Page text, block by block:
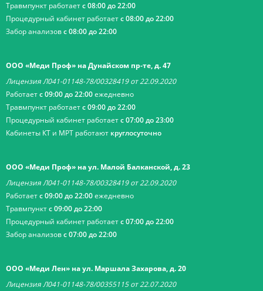
Травмпункт работаетс 08:00 до 22:00
Процедурный кабинет работаетс 08:00 до 22:00
Забор анализовс 08:00 до 22:00
ООО «Меди Проф» на Дунайском пр-те, д. 47
Лицензия Л041-01148-78/00328419 от 22.09.2020
Работаетс 09:00 до 22:00ежедневно
Травмпункт работаетс 09:00 до 22:00
Процедурный кабинет работаетс 07:00 до 23:00
Кабинеты КТ и МРТ работают круглосуточно
ООО «Меди Проф» на ул. Малой Балканской, д. 23
Лицензия Л041-01148-78/00328419 от 22.09.2020
Работаетс 09:00 до 22:00ежедневно
Травмпунктс 09:00 до 22:00
Процедурный кабинет работаетс 07:00 до 22:00
Забор анализовс 07:00 до 22:00
ООО «Меди Лен» на ул. Маршала Захарова, д. 20
Лицензия Л041-01148-78/00355115 от 22.07.2020